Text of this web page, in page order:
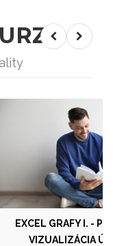
EXCEL GRAFY I. -
VIZUALIZÁCIA